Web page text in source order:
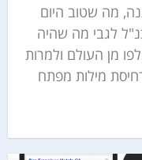
מה שטוב היום
עוד 3 שנים וכנ"ל לגבי מה שהיה
מן העולם ולמרות
מילות מפתח